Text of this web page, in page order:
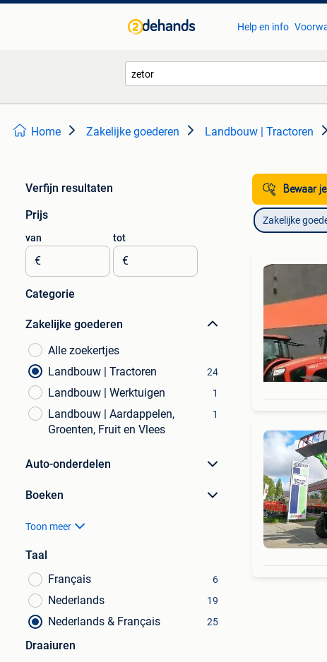
Help en info
Home Zakelijke goederen Landbouw | Tractoren
Verfijn resultaten
Prijs
van
€
tot
€
Categorie
Zakelijke goederen
Alle zoekertjes
Landbouw | Tractoren
24
Landbouw | Werktuigen 1
Landbouw | Aardappelen,
Groenten, Fruit en Vlees
1
Auto-onderdelen
Boeken
Toon meer
Taal
Français
6
Nederlands 19
Nederlands & Français 25
Draaiuren
Bewaar
Zakelijke